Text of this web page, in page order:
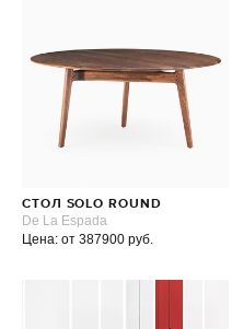
СТОЛ SOLO ROUND
De La Espada
Цена: от 387900 руб.